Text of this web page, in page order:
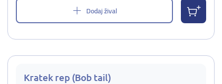
Dodaj žival
Kratek rep (Bob tail)